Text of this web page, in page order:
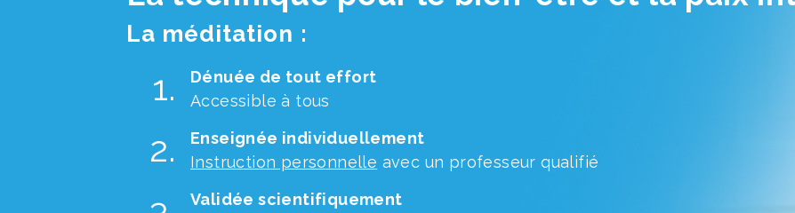
La méditation :
Dénuée de tout effort
Accessible à tous
Enseignée individuellement
Instruction personnelle avec un professeur qualifié
Validée scientifiquement